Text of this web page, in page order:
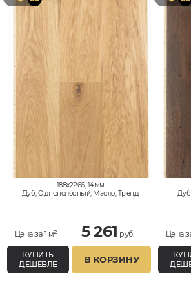
188x2266, 14мм
Дуб, Однополосный, Масло, Тренд
Цена за 1 м² 5 261 руб.
КУПИТЬ
ДЕШЕВЛЕ
В КОРЗИНУ
Цена